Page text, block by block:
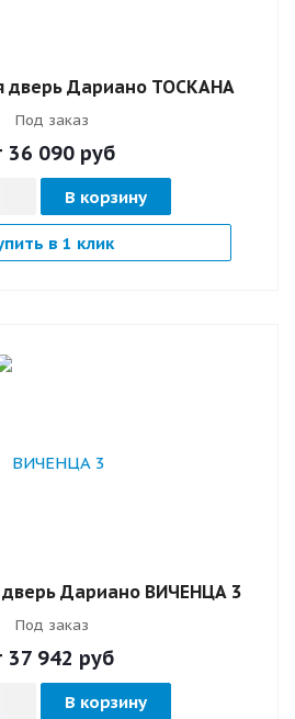
дверь Дариано ТОСКАНА
Под заказ
36 090 руб
В корзину
в 1 клик
Дариано ВИЧЕНЦА 3
Под заказ
37 942 руб
В корзину